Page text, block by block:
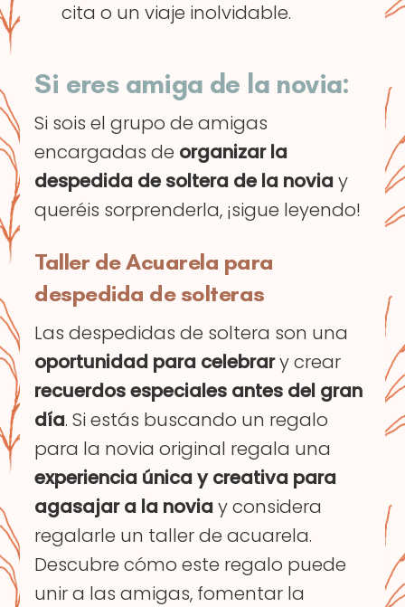
cita o un viaje inolvidable.
Si eres amiga de la novia:
Si sois el grupo de amigas
encargadas de organizar la
despedida de soltera de la noviay
queréis sorprenderla, ¡sigue leyendo!
Taller de Acuarela para
despedida de solteras
Las despedidas de soltera son una
oportunidad para celebrary crear
recuerdos especiales antes del gran
día. Si estás buscando un regalo
para la novia original regala una
experiencia única y creativa para
agasajar a la noviay considera
regalarle un taller de acuarela.
Descubre cómo este regalo puede
unir a las amigas, fomentar la